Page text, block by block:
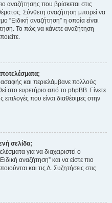
αναζήτησης που βρίσκεται στις
Σύνθετη αναζήτηση μπορεί να
“Ειδική αναζήτηση” η οποία είναι
Το πώς να κάνετε αναζήτηση
και περιελάμβανε πολλούς
στο ευρετήριο από το phpBB. Γίνετε
επιλογές που είναι διαθέσιμες στην
σελίδα;
για να διαχειριστεί ο
αναζήτηση” και να είστε πιο
και τις Δ. Συζητήσεις στις